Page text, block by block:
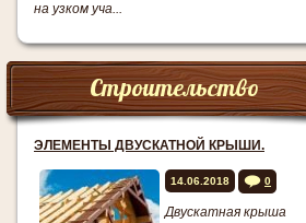
на узком уча...
Строительство
ЭЛЕМЕНТЫ ДВУСКАТНОЙ КРЫШИ.
14.06.2018 0
Двускатная крыша